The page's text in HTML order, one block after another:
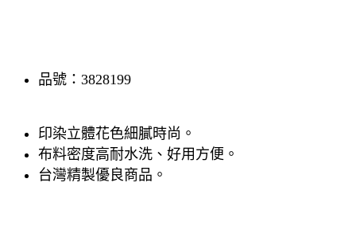
品號：3828199
印染立體花色細膩時尚。
布料密度高耐水洗、好用方便。
台灣精製優良商品。